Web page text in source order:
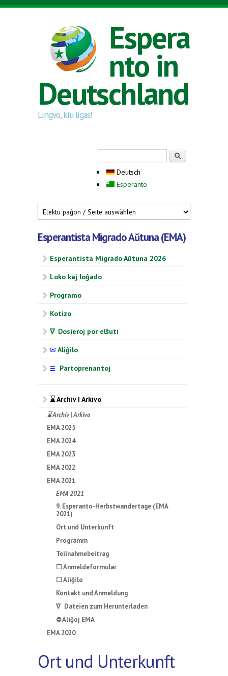
Direkt zum Inhalt
Espera
nto in
Deutschland
Lingvo, kiu ligas!
Deutsch
Esperanto
Esperantista Migrado Aŭtuna (EMA)
Esperantista Migrado Aŭtuna 2026
Loko kaj loĝado
Programo
Kotizo
∇ Dosieroj por elŝuti
✉ Aliĝilo
☰ Partoprenantoj
⌛ Archiv | Arkivo
⌛ Archiv | Arkivo
EMA 2025
EMA 2024
EMA 2023
EMA 2022
EMA 2021
EMA 2021
9. Esperanto-Herbstwandertage (EMA
2021)
Ort und Unterkunft
Programm
Teilnahmebeitrag
☐ Anmeldeformular
☐ Aliĝilo
Kontakt und Anmeldung
∇ Dateien zum Herunterladen
⛔ Aliĝoj EMA
EMA 2020
Ort und Unterkunft